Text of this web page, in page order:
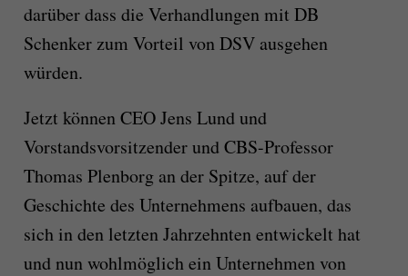
darüber dass die Verhandlungen mit DB
Schenker zum Vorteil von DSV ausgehen
würden.
Jetzt können CEO Jens Lund und
Vorstandsvorsitzender und CBS-Professor
Thomas Plenborg an der Spitze, auf der
Geschichte des Unternehmens aufbauen, das
sich in den letzten Jahrzehnten entwickelt hat
und nun wohlmöglich ein Unternehmen von